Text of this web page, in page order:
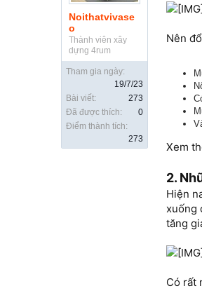
Noithatvivase
o
Thành viên xây
dựng 4rum
Tham gia ngày:
19/7/23
Bài viết:
273
Đã được thích:
0
Điểm thành tích:
273
Nên
Xem
2.
Hiện
xuống
tăng
Có rất